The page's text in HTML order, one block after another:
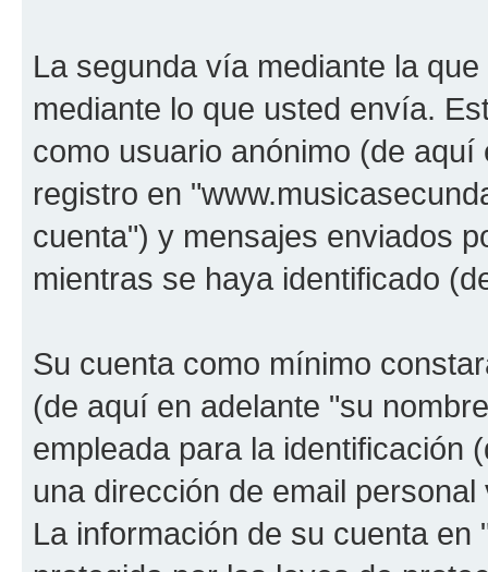
La segunda vía mediante la
mediante lo que usted envía.
como usuario anónimo (de
registro en
cuenta") y mensajes enviados
mientras se haya identificado
Su cuenta como mínimo
(de aquí en adelante "su
empleada para la identificación
una dirección de email
La información de su cuenta